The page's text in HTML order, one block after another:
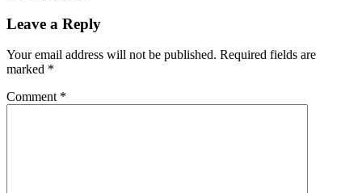
Leave a Reply
Your email address will not be published. Required fields are
marked *
Comment *